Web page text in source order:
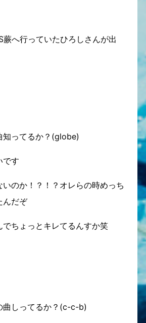
蕨へ行っていたひろしさんが出
知ってるか？(globe)
です
いのか！？！？オレらの時めっち
んだぞ
でちょっとキレてるんすか笑
曲しってるか？(c-c-b)